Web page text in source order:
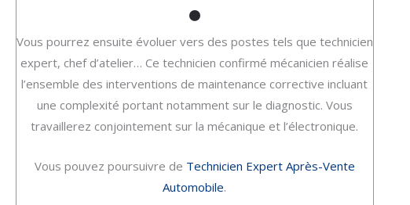
Vous pourrez ensuite évoluer vers des postes tels que technicien
expert, chef d’atelier… Ce technicien confirmé mécanicien réalise
l’ensemble des interventions de maintenance corrective incluant
une complexité portant notamment sur le diagnostic. Vous
travaillerez conjointement sur la mécanique et l’électronique.
Vous pouvez poursuivre de Technicien Expert Après-Vente
Automobile.